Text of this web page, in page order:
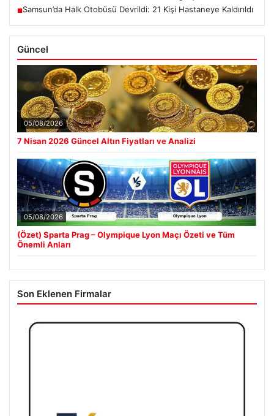
■Samsun’da Halk Otobüsü Devrildi: 21 Kişi Hastaneye Kaldırıldı
Güncel
05/08/2026
7 Nisan 2026 Güncel Altın Fiyatları ve Analizi
05/08/2026
(Özet) Sparta Prag – Olympique Lyon Maçı Özeti ve Tüm
Önemli Anları
Son Eklenen Firmalar